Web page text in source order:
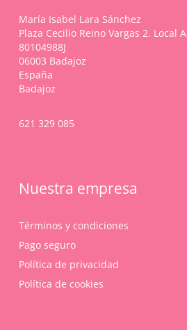
María Isabel Lara Sánchez
Plaza Cecilio Reino Vargas 2. Local A
80104988J
06003 Badajoz
España
Badajoz
621 329 085
Nuestra empresa
Términos y condiciones
Pago seguro
Política de privacidad
Política de cookies